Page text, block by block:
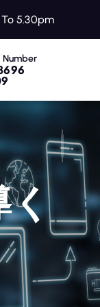
5.30pm
Number
く